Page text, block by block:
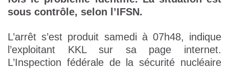
sous contrôle, selon l’IFSN.
L’arrêt s’est produit samedi à 07h48, indique
l’exploitant KKL sur sa page internet.
L’Inspection fédérale de la sécurité nucléaire